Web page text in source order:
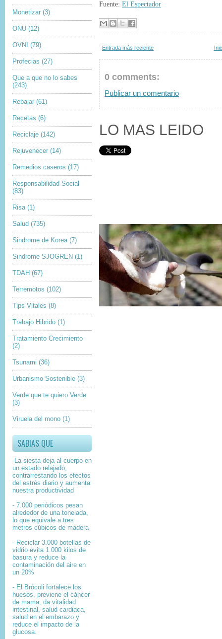
Monetizar (3)
ONU (12)
OVNI (79)
Profecias (27)
Que a que no lo sabes
(243)
Rebajar (61)
Recetas (6)
Reciclaje (142)
Rejuvenecer (14)
Remedios caseros (17)
Responsabilidad Social
(83)
Risa (1)
Salud (735)
Sindrome de Korea (7)
Sindrome SJOGREN (1)
TDAH (67)
Terremotos (102)
Tips Vitales (8)
Trabajo Hibrido (1)
Tratamiento Crecimiento
(2)
Tsunami (36)
Urbanismo Sostenible (3)
Verde que te quiero Verde
(3)
Viruela del mono (1)
SABIAS QUE
-La siesta deja al cuerpo en
un estado relajado,
contrarrestando los efectos
del estrés diario y aumenta
nuestra productividad
- 7.000 periódicos pesan
alrededor de una tonelada,
lo que equivale a tres
metros cúbicos de madera
- Reciclar 3.000 botellas de
vidrio evita 1.000 kilos de
basura y reduce la
contaminación del aire en
un 20%
- El Brócoli fortalece los
huesos, previene el cáncer
de mama, da vitalidad
intestinal, salud cardiaca,
salud en el embarazo y
reduce el impacto de la
glucosa.
Fuente: El Espectador
Entrada más reciente
0 comments:
Publicar un comentario
LO MAS LEIDO